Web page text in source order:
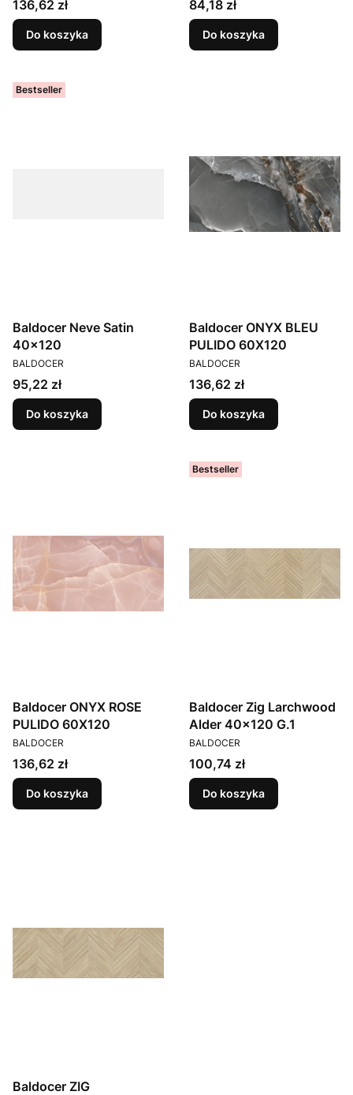
Cena
136,62 zł
Do koszyka
Cena
84,18 zł
Do koszyka
Bestseller
Baldocer Neve Satin
40x120
PRODUCENT
BALDOCER
Cena
95,22 zł
Do koszyka
Baldocer ONYX BLEU
PULIDO 60X120
PRODUCENT
BALDOCER
Cena
136,62 zł
Do koszyka
Baldocer ONYX ROSE
PULIDO 60X120
PRODUCENT
BALDOCER
Cena
136,62 zł
Do koszyka
Bestseller
Baldocer Zig Larchwood
Alder 40x120 G.1
PRODUCENT
BALDOCER
Cena
100,74 zł
Do koszyka
Baldocer ZIG